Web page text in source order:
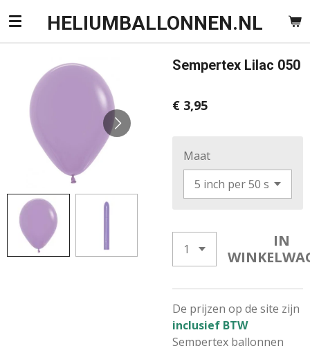
Ga
direct
hoofdinhoud
HELIUMBALLONNEN.NL
Sempertex Lilac 050
€ 3,95
Maat
IN
De prijzen op de site zijn
inclusief BTW
Sempertex ballonnen